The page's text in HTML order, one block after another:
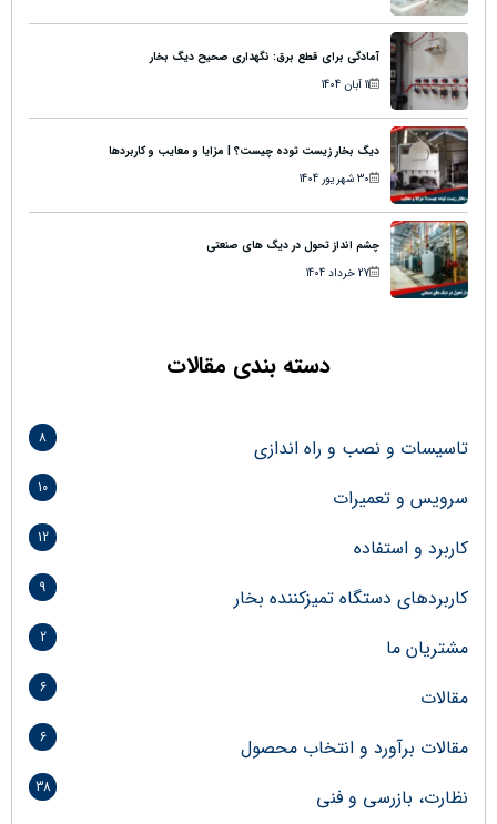
آمادگی برای قطع برق: نگهداری صحیح دیگ بخار
11 آبان 1404
دیگ بخار زیست توده چیست؟ | مزایا و معایب و کاربردها
30 شهریور 1404
چشم انداز تحول در دیگ های صنعتی
27 خرداد 1404
دسته بندی مقالات
تاسیسات و نصب و راه اندازی 8
سرویس و تعمیرات 10
کاربرد و استفاده 12
کاربردهای دستگاه تمیزکننده بخار 9
مشتریان ما 2
مقالات 6
مقالات برآورد و انتخاب محصول 6
نظارت، بازرسی و فنی 38